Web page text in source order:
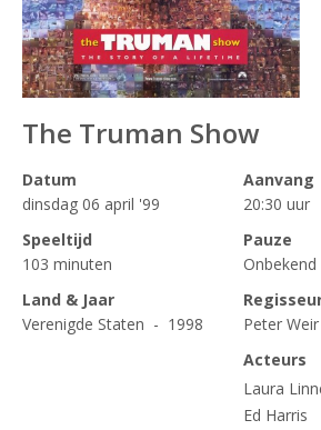
The Truman Show
Datum
dinsdag 06 april '99
Aanvang
20:30 uur
Speeltijd
103 minuten
Pauze
Onbekend
Land & Jaar
Verenigde Staten - 1998
Peter Weir
Acteurs
Laura
Ed Harris